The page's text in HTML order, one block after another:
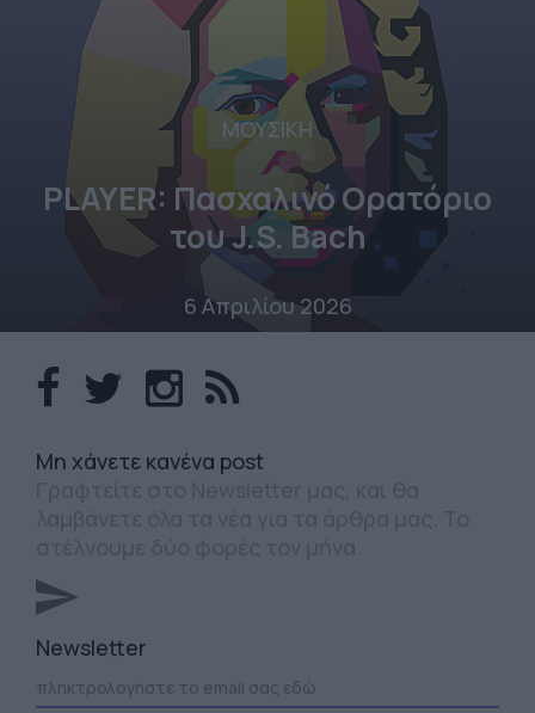
ΜΟΥΣΙΚΗ
PLAYER: Πασχαλινό Ορατόριο
του J.S. Bach
6 Απριλίου 2026
Mη χάνετε κανένα post
Newsletter